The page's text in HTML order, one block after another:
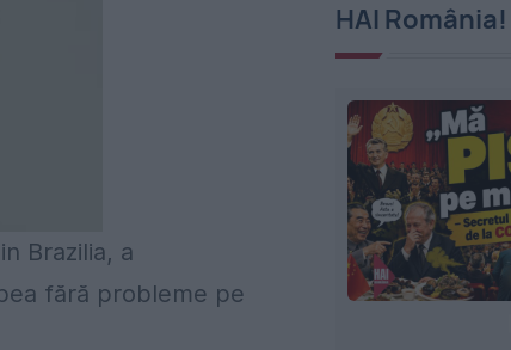
Brazilia, a
fără probleme pe
HAI România!